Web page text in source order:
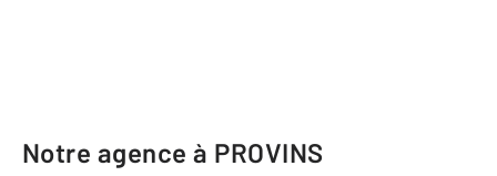
Notre agence à PROVINS